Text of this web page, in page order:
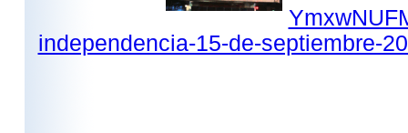
independencia-15-de-septiembre-